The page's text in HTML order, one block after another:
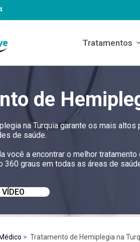
Tratamentos
de
na Turquia garante os mais
de saúde.
você a encontrar o melhor
360 graus em todas as áreas de
Tratamento de Hemiplegia na